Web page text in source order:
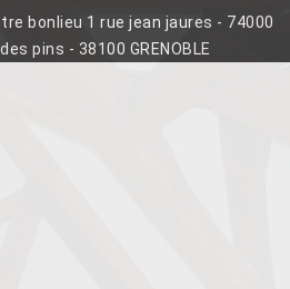
bonlieu 1 rue jean jaures - 74000
pins - 38100 GRENOBLE